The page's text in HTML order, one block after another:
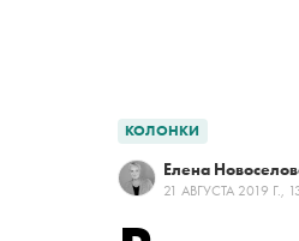
КОЛОНКИ
Елена
21 АВГУСТА 2019 Г.,